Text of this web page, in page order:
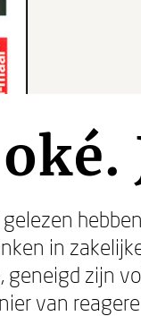
in
geneigd zijn
van